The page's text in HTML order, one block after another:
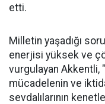
etti.
Milletin yaşadığı
enerjisi yüksek ve
vurgulayan Akkentli,
mücadelenin ve
sevdalılarının